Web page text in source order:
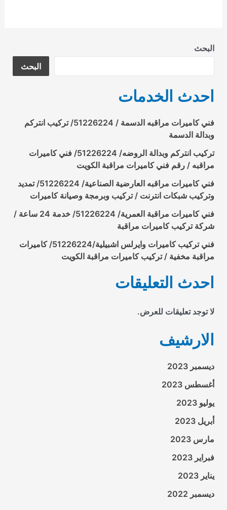
البحث
البحث
احدث الخدمات
فني كاميرات مراقبه الدسمة / 51226224/ تركيب انتركم
وبدالة الدسمة
تركيب انتركم وبدالة الروضه/ 51226224/ فني كاميرات
مراقبه / رقم فني كاميرات مراقبة الكويت
فني كاميرات مراقبه العارضية الصناعية/ 51226224/ تمديد
وتركيب شبكات انترنت / تركيب وبرمجة وصيانة كاميرات
فني كاميرات مراقبة العمرية/ 51226224/ خدمة 24 ساعة /
شركة تركيب كاميرات مراقبة
فني تركيب كاميرات وايرلس اشبيلية/51226224/ كاميرات
مراقبة مخفية / تركيب كاميرات مراقبة الكويت
احدث التعليقات
لا توجد تعليقات للعرض.
الارشيف
ديسمبر 2023
أغسطس 2023
يوليو 2023
أبريل 2023
مارس 2023
فبراير 2023
يناير 2023
ديسمبر 2022